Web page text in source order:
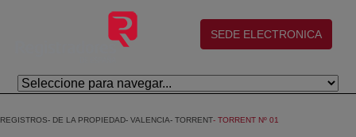
Saltar al contenido principal
(abre en nueva ventana)
SEDE ELECTRONICA
REGISTROS DE LA PROPIEDAD VALENCIA TORRENT TORRENT Nº 01